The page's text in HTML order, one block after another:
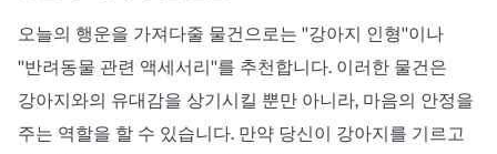
오늘의 행운을 가져다줄 물건으로는 ''강아지 인형''이나
''반려동물 관련 액세서리''를 추천합니다. 이러한 물건은
강아지와의 유대감을 상기시킬 뿐만 아니라, 마음의 안정을
주는 역할을 할 수 있습니다. 만약 당신이 강아지를 기르고